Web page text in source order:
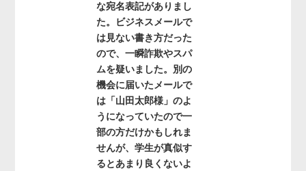
な宛名表記がありまし
た。ビジネスメールで
は見ない書き方だった
ので、一瞬詐欺やスパ
ムを疑いました。別の
機会に届いたメールで
は「山田太郎様」のよ
うになっていたので一
部の方だけかもしれま
せんが、学生が真似す
るとあまり良くないよ